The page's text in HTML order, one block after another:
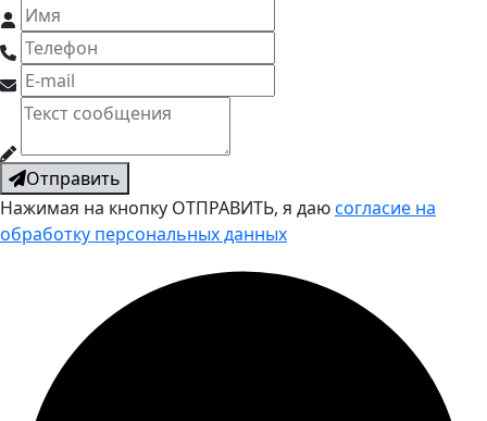
Отправить
Нажимая на кнопку ОТПРАВИТЬ, я даюсогласие на
обработку персональных данных